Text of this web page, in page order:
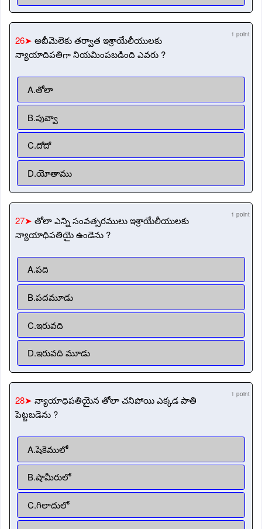
26➤ అబీమెలెకు తర్వాత ఇశ్రాయేలీయులకు
న్యాయాదిపతిగా నియమింపబడింది ఎవరు ?
1 point
A.తోలా
B.పువ్వా
C.దోదో
D.యోతాము
27➤ తోలా ఎన్ని సంవత్సరములు ఇశ్రాయేలీయులకు
న్యాయాధిపతియై ఉండెను ?
1 point
A.పది
B.పదమూడు
C.ఇరువది
D.ఇరువది మూడు
28➤ న్యాయాధిపతియైన తోలా చనిపోయి ఎక్కడ పాతి
పెట్టబడెను ?
1 point
A.షెకెములో
B.షామీరులో
C.గిలాదులో